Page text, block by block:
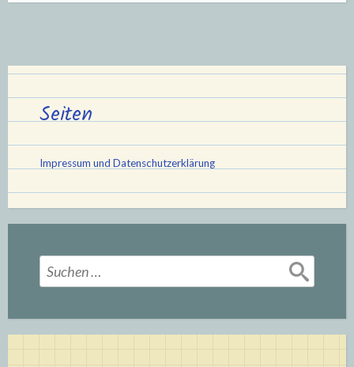
Seiten
Impressum und Datenschutzerklärung
Suchen
nach: